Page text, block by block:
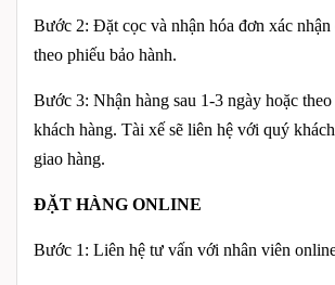
Bước 2: Đặt cọc và nhận hóa đơn xác nhận
theo phiếu bảo hành.
Bước 3: Nhận hàng sau 1-3 ngày hoặc theo
khách hàng. Tài xế sẽ liên hệ với quý
giao hàng.
ĐẶT HÀNG ONLINE
Bước 1: Liên hệ tư vấn với nhân viên